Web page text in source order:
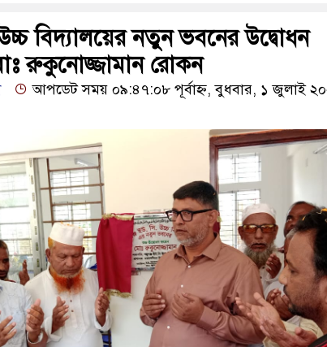
বিদ্যালয়ের নতুন ভবনের উদ্বোধন
রুকুনোজ্জামান রোকন
আপডেট সময় ০৯:৪৭:০৮ পূর্বাহ্ন, বুধবার, ১ জুলাই